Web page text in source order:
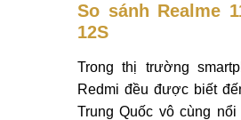
So sánh Realme
12S
Trong thị trường
Redmi đều được biết
Trung Quốc vô cùng